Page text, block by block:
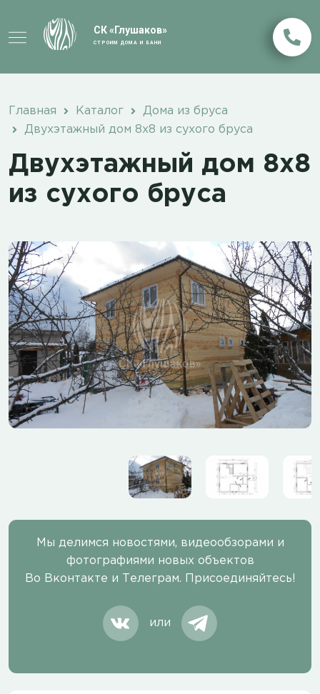
СК «Глушаков»
СТРОИМ ДОМА И БАНИ
Главная Каталог
Дома из бруса
Двухэтажный дом 8х8 из сухого бруса
Двухэтажный дом 8х8
из сухого бруса
Мы делимся новостями, видеообзорами и
фотографиями новых объектов
Во Вконтакте и Телеграм. Присоединяйтесь!
или